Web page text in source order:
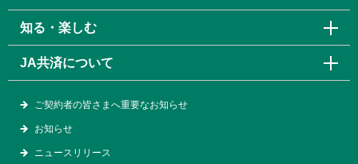
知る・楽しむ
JA共済について
ご契約者の皆さまへ重要なお知らせ
お知らせ
ニュースリリース